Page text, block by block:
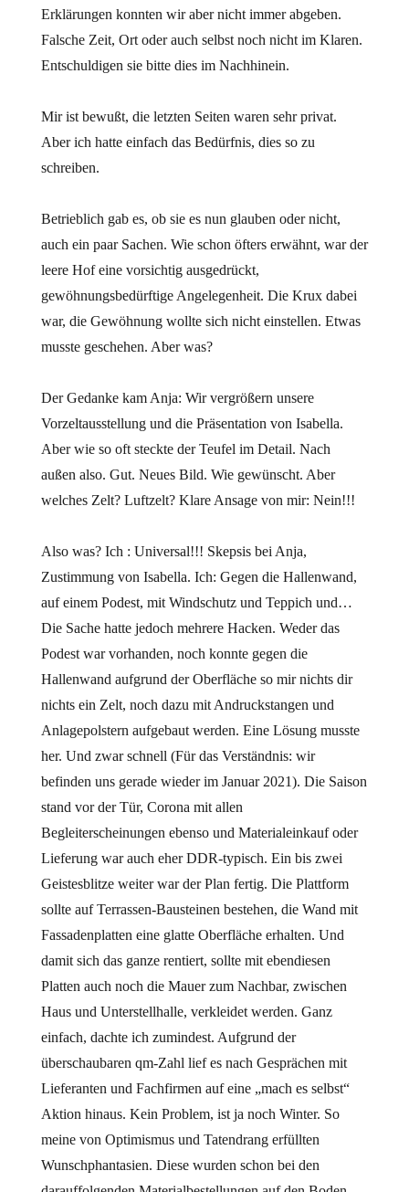
Erklärungen konnten wir aber nicht immer abgeben.
Falsche Zeit, Ort oder auch selbst noch nicht im Klaren.
Entschuldigen sie bitte dies im Nachhinein.
Mir ist bewußt, die letzten Seiten waren sehr privat.
Aber ich hatte einfach das Bedürfnis, dies so zu
schreiben.
Betrieblich gab es, ob sie es nun glauben oder nicht,
auch ein paar Sachen. Wie schon öfters erwähnt, war der
leere Hof eine vorsichtig ausgedrückt,
gewöhnungsbedürftige Angelegenheit. Die Krux dabei
war, die Gewöhnung wollte sich nicht einstellen. Etwas
musste geschehen. Aber was?
Der Gedanke kam Anja: Wir vergrößern unsere
Vorzeltausstellung und die Präsentation von Isabella.
Aber wie so oft steckte der Teufel im Detail. Nach
außen also. Gut. Neues Bild. Wie gewünscht. Aber
welches Zelt? Luftzelt? Klare Ansage von mir: Nein!!!
Also was? Ich : Universal!!! Skepsis bei Anja,
Zustimmung von Isabella. Ich: Gegen die Hallenwand,
auf einem Podest, mit Windschutz und Teppich und…
Die Sache hatte jedoch mehrere Hacken. Weder das
Podest war vorhanden, noch konnte gegen die
Hallenwand aufgrund der Oberfläche so mir nichts dir
nichts ein Zelt, noch dazu mit Andruckstangen und
Anlagepolstern aufgebaut werden. Eine Lösung musste
her. Und zwar schnell (Für das Verständnis: wir
befinden uns gerade wieder im Januar 2021). Die Saison
stand vor der Tür, Corona mit allen
Begleiterscheinungen ebenso und Materialeinkauf oder
Lieferung war auch eher DDR-typisch. Ein bis zwei
Geistesblitze weiter war der Plan fertig. Die Plattform
sollte auf Terrassen-Bausteinen bestehen, die Wand mit
Fassadenplatten eine glatte Oberfläche erhalten. Und
damit sich das ganze rentiert, sollte mit ebendiesen
Platten auch noch die Mauer zum Nachbar, zwischen
Haus und Unterstellhalle, verkleidet werden. Ganz
einfach, dachte ich zumindest. Aufgrund der
überschaubaren qm-Zahl lief es nach Gesprächen mit
Lieferanten und Fachfirmen auf eine „mach es selbst“
Aktion hinaus. Kein Problem, ist ja noch Winter. So
meine von Optimismus und Tatendrang erfüllten
Wunschphantasien. Diese wurden schon bei den